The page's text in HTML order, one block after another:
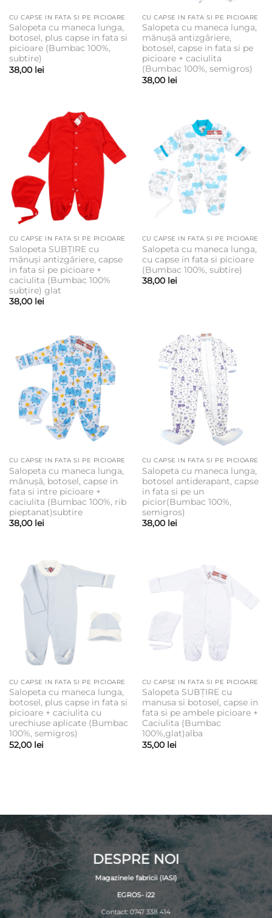
CU CAPSE IN FATA SI PE PICIOARE
Salopeta cu maneca lunga,
botosel, plus capse in fata si
picioare (Bumbac 100%,
subtire)
38,00 lei
CU CAPSE IN FATA SI PE PICIOARE
Salopeta cu maneca lunga,
mănușă antizgâriere,
botosel, capse in fata si pe
picioare + caciulita
(Bumbac 100%, semigros)
38,00 lei
CU CAPSE IN FATA SI PE PICIOARE
Salopeta SUBȚIRE cu
mănuși antizgâriere, capse
in fata si pe picioare +
caciulita (Bumbac 100%
subțire) glat
38,00 lei
CU CAPSE IN FATA SI PE PICIOARE
Salopeta cu maneca lunga,
cu capse in fata si picioare
(Bumbac 100%, subtire)
38,00 lei
CU CAPSE IN FATA SI PE PICIOARE
Salopeta cu maneca lunga,
mănușă, botosel, capse in
fata si intre picioare +
caciulita (Bumbac 100%, rib
pieptanat)subtire
38,00 lei
CU CAPSE IN FATA SI PE PICIOARE
Salopeta cu maneca lunga,
botosel antiderapant, capse
in fata si pe un
picior(Bumbac 100%,
semigros)
38,00 lei
CU CAPSE IN FATA SI PE PICIOARE
Salopeta cu maneca lunga,
botosel, plus capse in fata si
picioare + caciulita cu
urechiuse aplicate (Bumbac
100%, semigros)
52,00 lei
CU CAPSE IN FATA SI PE PICIOARE
Salopeta SUBȚIRE cu
manusa si botosel, capse in
fata si pe ambele picioare +
Caciulita (Bumbac
100%,glat)alba
35,00 lei
DESPRE NOI
Magazinele fabricii (IASI)
EGROS- i22
Contact: 0747 338 414